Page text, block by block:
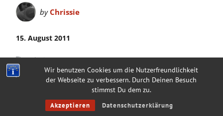
Wir benutzen Cookies um die Nutzerfreundlichkeit
der Webseite zu verbessern. Durch Deinen Besuch
stimmst Du dem zu.
Akzeptieren Datenschutzerklärung
byChrissie
15. August 2011
Galerie
Andreas Dorau
Bessere Zeiten Casper
Editors
Kakkmaddafakka Moddi Supershirt
Dancing Days
Videoclub